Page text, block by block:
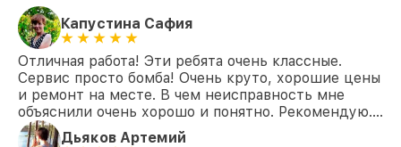
Капустина Сафия
Отличная работа! Эти ребята очень классные.
Сервис просто бомба! Очень круто, хорошие цены
и ремонт на месте. В чем неисправность мне
объяснили очень хорошо и понятно. Рекомендую….
Дьяков Артемий